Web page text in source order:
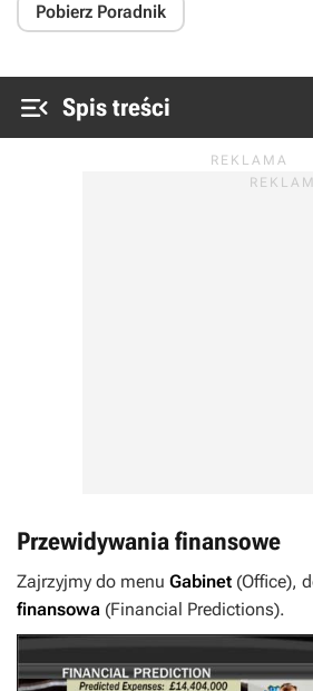
Pobierz Poradnik
 Spis treści
Przewidywania finansowe
Zajrzyjmy do menu Gabinet (Office),
finansowa (Financial Predictions).